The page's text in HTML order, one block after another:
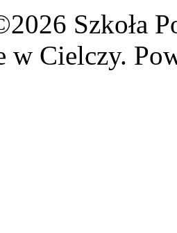
Szkoła
w Cielczy.